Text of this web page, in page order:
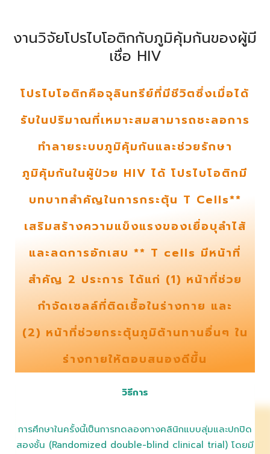
งานวิจัยโปรไบโอติกกับภูมิคุ้มกันของผู้มี
เชื่อ HIV
โปรไบโอติกคือจุลินทรีย์ที่มีชีวิตซึ่งเมื่อได้
รับในปริมาณที่เหมาะสมสามารถชะลอการ
ทำลายระบบภูมิคุ้มกันและช่วยรักษา
ภูมิคุ้มกันในผู้ป่วย HIV ได้ โปรไบโอติกมี
บทบาทสำคัญในการกระตุ้น T Cells**
เสริมสร้างความแข็งแรงของเยื่อบุลำไส้
และลดการอักเสบ ** T cells มีหน้าที่
สำคัญ 2 ประการ ได้แก่ (1) หน้าที่ช่วย
กำจัดเซลล์ที่ติดเชื้อในร่างกาย และ
(2) หน้าที่ช่วยกระตุ้นภูมิต้านทานอื่นๆ ใน
ร่างกายให้ตอบสนองดีขึ้น
วิธีการ
การศึกษาในครั้งนี้เป็นการทดลองทางคลินิกแบบสุ่มและปกปิด
สองชั้น (Randomized double-blind clinical trial) โดยมี